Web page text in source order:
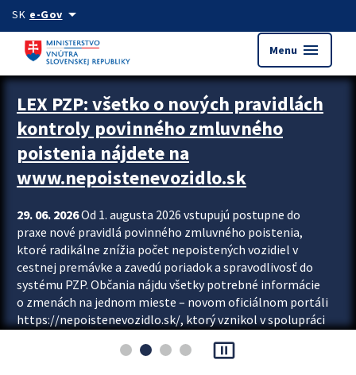
Preskocit na hlavný obsah
SK e-Govarrow_drop_down
Menu menu
Zastavit automatický posun upútavok
LEX PZP: všetko o nových pravidlách
kontroly povinného zmluvného
poistenia nájdete na
www.nepoistenevozidlo.sk
29. 06. 2026Od 1. augusta 2026 vstupujú postupne do
praxe nové pravidlá povinného zmluvného poistenia,
ktoré radikálne znížia počet nepoistených vozidiel v
cestnej premávke a zavedú poriadok a spravodlivosť do
systému PZP. Občania nájdu všetky potrebné informácie
o zmenách na jednom mieste – novom oficiálnom portáli
https://nepoistenevozidlo.sk/, ktorý vznikol v spolupráci
asociácie poisťovní (SLASPO) a Ministerstva vnútra SR.
pause_presentation